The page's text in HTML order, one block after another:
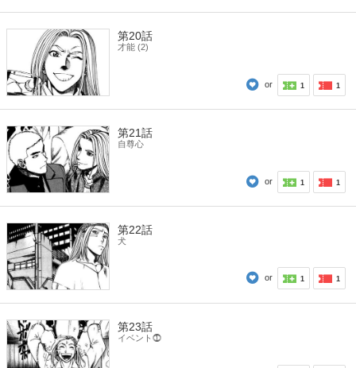
第20話
才能 (2)
or 1 1
第21話
自尊心
or 1 1
第22話
犬
or 1 1
第23話
イベント⓵